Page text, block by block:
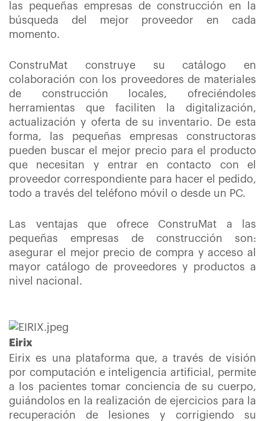
las pequeñas empresas de construcción en la
búsqueda del mejor proveedor en cada
momento.
ConstruMat construye su catálogo en
colaboración con los proveedores de materiales
de construcción locales, ofreciéndoles
herramientas que faciliten la digitalización,
actualización y oferta de su inventario. De esta
forma, las pequeñas empresas constructoras
pueden buscar el mejor precio para el producto
que necesitan y entrar en contacto con el
proveedor correspondiente para hacer el pedido,
todo a través del teléfono móvil o desde un PC.
Las ventajas que ofrece ConstruMat a las
pequeñas empresas de construcción son:
asegurar el mejor precio de compra y acceso al
mayor catálogo de proveedores y productos a
nivel nacional.
Eirix
Eirix es una plataforma que, a través de visión
por computación e inteligencia artificial, permite
a los pacientes tomar conciencia de su cuerpo,
guiándolos en la realización de ejercicios para la
recuperación de lesiones y corrigiendo su